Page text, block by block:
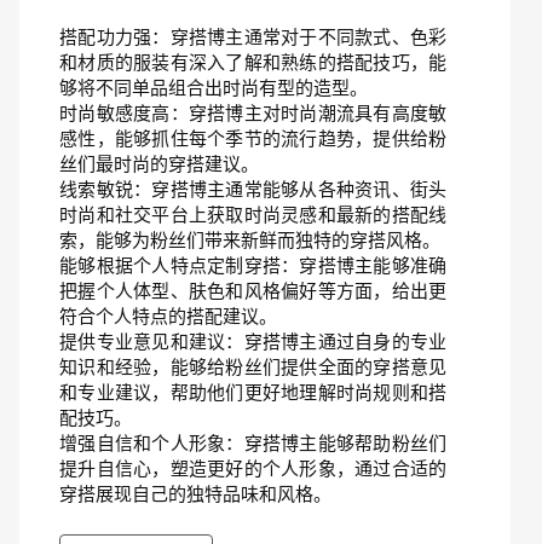
搭配功力强：穿搭博主通常对于不同款式、色彩
和材质的服装有深入了解和熟练的搭配技巧，能
够将不同单品组合出时尚有型的造型。
时尚敏感度高：穿搭博主对时尚潮流具有高度敏
感性，能够抓住每个季节的流行趋势，提供给粉
丝们最时尚的穿搭建议。
线索敏锐：穿搭博主通常能够从各种资讯、街头
时尚和社交平台上获取时尚灵感和最新的搭配线
索，能够为粉丝们带来新鲜而独特的穿搭风格。
能够根据个人特点定制穿搭：穿搭博主能够准确
把握个人体型、肤色和风格偏好等方面，给出更
符合个人特点的搭配建议。
提供专业意见和建议：穿搭博主通过自身的专业
知识和经验，能够给粉丝们提供全面的穿搭意见
和专业建议，帮助他们更好地理解时尚规则和搭
配技巧。
增强自信和个人形象：穿搭博主能够帮助粉丝们
提升自信心，塑造更好的个人形象，通过合适的
穿搭展现自己的独特品味和风格。